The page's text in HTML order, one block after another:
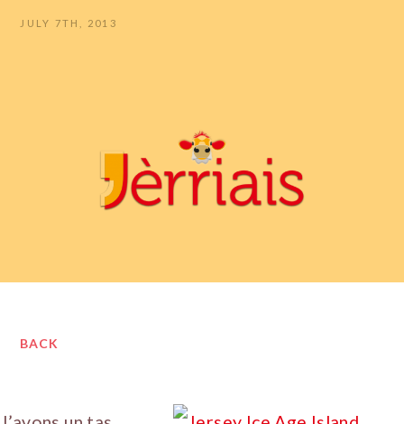
JULY 7TH, 2013
BACK